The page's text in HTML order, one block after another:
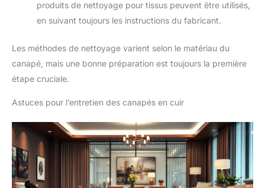
produits de nettoyage pour tissus peuvent être utilisés,
en suivant toujours les instructions du fabricant.
Les méthodes de nettoyage varient selon le matériau du
canapé, mais une bonne préparation est toujours la première
étape cruciale.
Astuces pour l’entretien des canapés en cuir